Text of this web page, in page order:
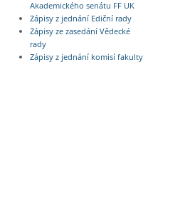
Akademického senátu FF UK
Zápisy z jednání Ediční rady
Zápisy ze zasedání Vědecké
rady
Zápisy z jednání komisí fakulty